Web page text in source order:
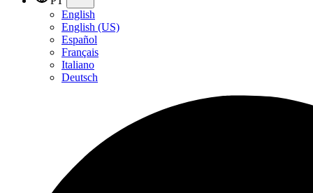
English
English (US)
Español
Français
Italiano
Deutsch